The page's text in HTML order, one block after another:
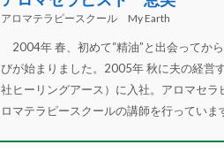
アロマテラピースクール My Earth
2004年 春、初めて“精油”と出会ってか
びが始まりました。2005年 秋に夫の経
社ヒーリングアース）に入社。アロマセ
ロマテラピースクールの講師を行ってい